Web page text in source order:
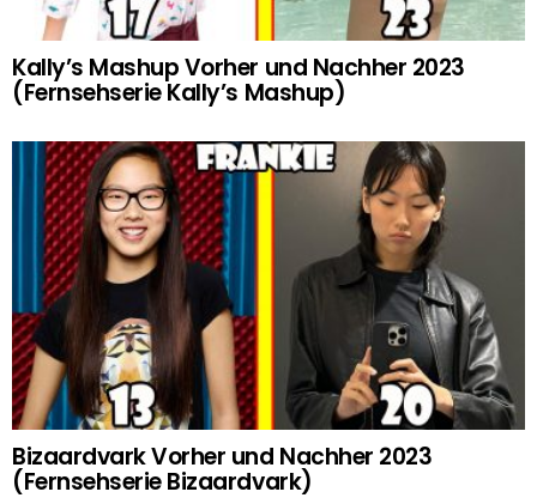
Kally’s Mashup Vorher und Nachher 2023
(Fernsehserie Kally’s Mashup)
Bizaardvark Vorher und Nachher 2023
(Fernsehserie Bizaardvark)